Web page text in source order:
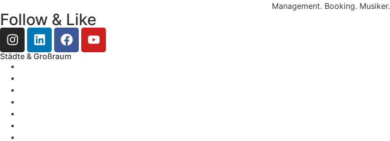
Management. Booking. Musiker.
Follow & Like
Städte & Großraum